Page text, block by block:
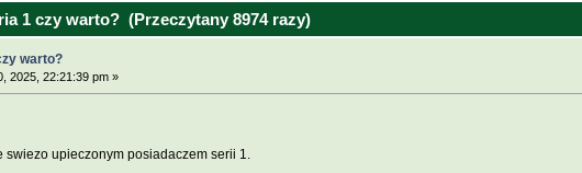
1 czy warto? (Przeczytany 8974 razy)
warto?
2025, 22:21:39 pm »
swiezo upieczonym posiadaczem serii 1.